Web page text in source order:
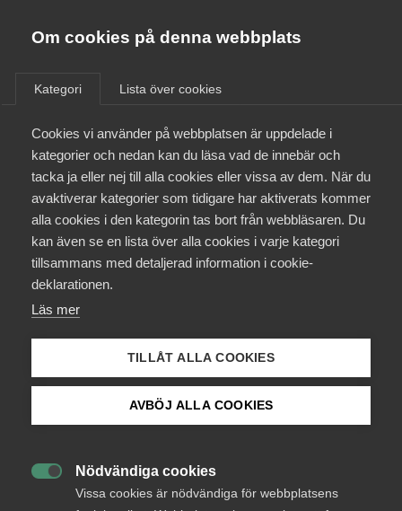
Om cookies på denna webbplats
Kategori Lista över cookies
Cookies vi använder på webbplatsen är uppdelade i
kategorier och nedan kan du läsa vad de innebär och
tacka ja eller nej till alla cookies eller vissa av dem. När du
avaktiverar kategorier som tidigare har aktiverats kommer
alla cookies i den kategorin tas bort från webbläsaren. Du
kan även se en lista över alla cookies i varje kategori
tillsammans med detaljerad information i cookie-
deklarationen.
Läs mer
TILLÅT ALLA COOKIES
AVBÖJ ALLA COOKIES
Nödvändiga cookies
Vissa cookies är nödvändiga för webbplatsens
Almega Utbildning
Innovations­företagen
Kompetens­företagen
Medie­företagen
Säkerhets­företagen
Tåg­företagen
Om Almega
Aktuellt
Medlemskapet
Mina sidor
Kurser & utbildningar
Logga in på Arbetsgivarguiden
Påminnelse:
Uthyrningslagens 24-
månadersregel
PÅMINNELSE:
En ny regel i uthyrningslagen aktualiseras den 1
oktober 2024. Uthyrningslagen berör kundföretag
och arbetstagare som är anställda i
bemanningsföretag i syfte att hyras ut för arbete
under kundföretagets kontroll och ledning.
Arbetsgivarfrågor